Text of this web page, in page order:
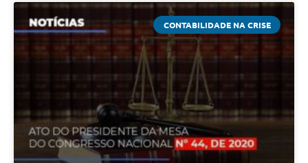
CONTABILIDADE NA CRISE